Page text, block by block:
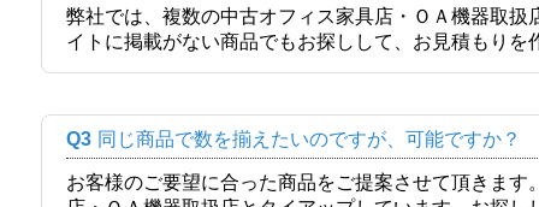
弊社では、複数の中古オフィス家具店・ＯＡ機器取
イトに掲載がない商品でもお探しして、お見積もりを
Q3 同じ商品で数を揃えたいのですが、可能ですか？
お客様のご要望に合った商品をご提案させて頂きま